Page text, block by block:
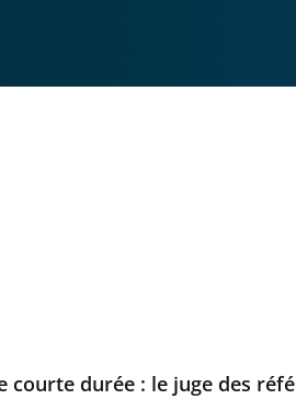
courte durée : le juge des